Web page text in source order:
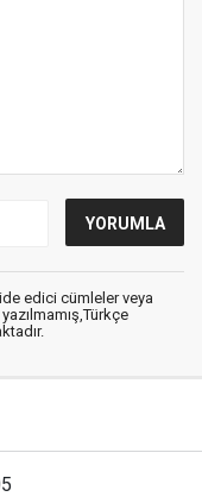
edici cümleler veya